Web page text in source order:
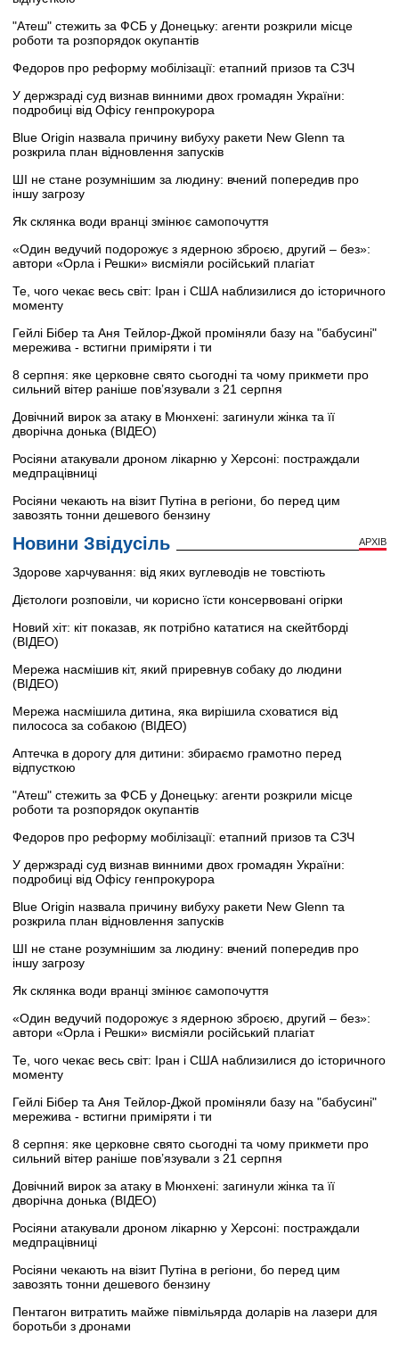
"Атеш" стежить за ФСБ у Донецьку: агенти розкрили місце
роботи та розпорядок окупантів
Федоров про реформу мобілізації: етапний призов та СЗЧ
У держзраді суд визнав винними двох громадян України:
подробиці від Офісу генпрокурора
Blue Origin назвала причину вибуху ракети New Glenn та
розкрила план відновлення запусків
ШІ не стане розумнішим за людину: вчений попередив про
іншу загрозу
Як склянка води вранці змінює самопочуття
«Один ведучий подорожує з ядерною зброєю, другий – без»:
автори «Орла і Решки» висміяли російський плагіат
Те, чого чекає весь світ: Іран і США наблизилися до історичного
моменту
Гейлі Бібер та Аня Тейлор-Джой проміняли базу на "бабусині"
мережива - встигни приміряти і ти
8 серпня: яке церковне свято сьогодні та чому прикмети про
сильний вітер раніше пов’язували з 21 серпня
Довічний вирок за атаку в Мюнхені: загинули жінка та її
дворічна донька (ВІДЕО)
Росіяни атакували дроном лікарню у Херсоні: постраждали
медпрацівниці
Росіяни чекають на візит Путіна в регіони, бо перед цим
завозять тонни дешевого бензину
Новини Звідусіль АРХІВ
Здорове харчування: від яких вуглеводів не товстіють
Дієтологи розповіли, чи корисно їсти консервовані огірки
Новий хіт: кіт показав, як потрібно кататися на скейтборді
(ВІДЕО)
Мережа насмішив кіт, який приревнув собаку до людини
(ВІДЕО)
Мережа насмішила дитина, яка вирішила сховатися від
пилососа за собакою (ВІДЕО)
Аптечка в дорогу для дитини: збираємо грамотно перед
відпусткою
"Атеш" стежить за ФСБ у Донецьку: агенти розкрили місце
роботи та розпорядок окупантів
Федоров про реформу мобілізації: етапний призов та СЗЧ
У держзраді суд визнав винними двох громадян України:
подробиці від Офісу генпрокурора
Blue Origin назвала причину вибуху ракети New Glenn та
розкрила план відновлення запусків
ШІ не стане розумнішим за людину: вчений попередив про
іншу загрозу
Як склянка води вранці змінює самопочуття
«Один ведучий подорожує з ядерною зброєю, другий – без»:
автори «Орла і Решки» висміяли російський плагіат
Те, чого чекає весь світ: Іран і США наблизилися до історичного
моменту
Гейлі Бібер та Аня Тейлор-Джой проміняли базу на "бабусині"
мережива - встигни приміряти і ти
8 серпня: яке церковне свято сьогодні та чому прикмети про
сильний вітер раніше пов’язували з 21 серпня
Довічний вирок за атаку в Мюнхені: загинули жінка та її
дворічна донька (ВІДЕО)
Росіяни атакували дроном лікарню у Херсоні: постраждали
медпрацівниці
Росіяни чекають на візит Путіна в регіони, бо перед цим
завозять тонни дешевого бензину
Пентагон витратить майже півмільярда доларів на лазери для
боротьби з дронами